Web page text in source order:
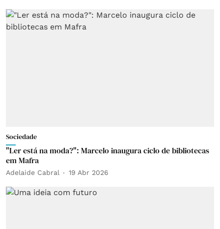
Sociedade
"Ler está na moda?": Marcelo inaugura ciclo de bibliotecas
em Mafra
Adelaide Cabral 19 Abr 2026